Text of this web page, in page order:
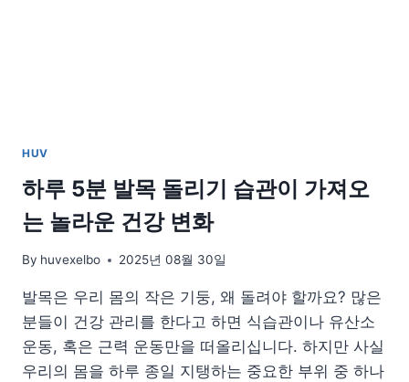
HUV
하루 5분 발목 돌리기 습관이 가져오
는 놀라운 건강 변화
By huvexelbo 2025년 08월 30일
발목은 우리 몸의 작은 기둥, 왜 돌려야 할까요? 많은
분들이 건강 관리를 한다고 하면 식습관이나 유산소
운동, 혹은 근력 운동만을 떠올리십니다. 하지만 사실
우리의 몸을 하루 종일 지탱하는 중요한 부위 중 하나